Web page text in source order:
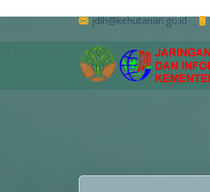
jdih@kehutanan.go.id